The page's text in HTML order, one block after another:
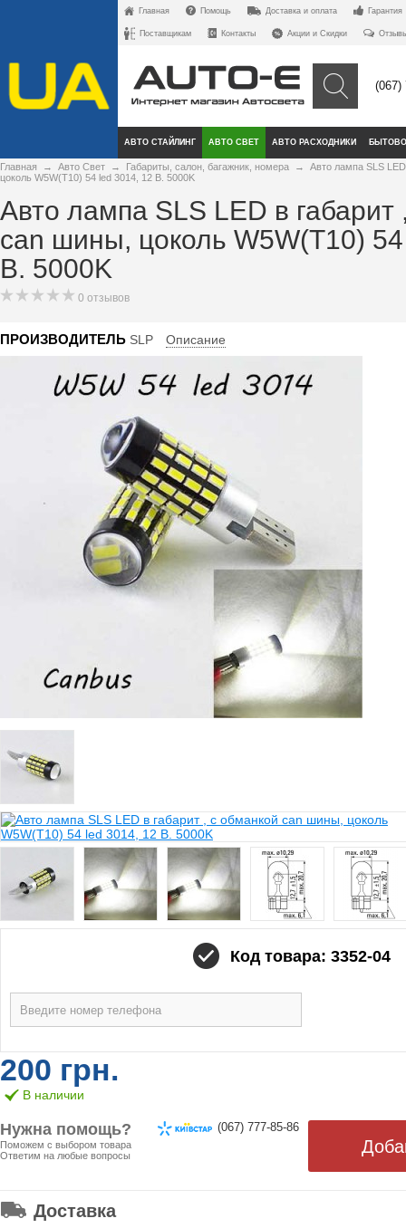
Главная Помощь Доставка и оплата Гарантия
Поставщикам Контакты Акции и Скидки
(067)
АВТО СТАЙЛИНГ АВТО СВЕТ АВТО РАСХОДНИКИ
Главная → Авто Свет → Габариты, салон, багажник, номера →
Авто лампа SLS
цоколь W5W(T10) 54 led 3014, 12 В. 5000K
Авто лампа SLS LED в габарит
can шины, цоколь W5W(T10)
В. 5000K
0 отзывов
ПРОИЗВОДИТЕЛЬ SLP Описание
Код товара: 3352-04
200 грн.
В наличии
Нужна помощь?
Поможем с выбором товара
Ответим на любые вопросы
(067) 777-85-86
Доставка